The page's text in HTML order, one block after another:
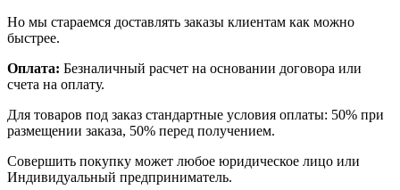
Но мы стараемся доставлять заказы клиентам как можно
быстрее.
Оплата: Безналичный расчет на основании договора или
счета на оплату.
Для товаров под заказ стандартные условия оплаты: 50% при
размещении заказа, 50% перед получением.
Совершить покупку может любое юридическое лицо или
Индивидуальный предприниматель.